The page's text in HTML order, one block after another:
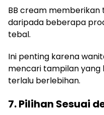
BB cream
daripada beberapa
tebal.
Ini penting karena
mencari tampilan yang
terlalu berlebihan.
7. Pilihan Sesuai